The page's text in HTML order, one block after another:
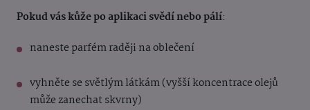
Pokud vás kůže po aplikaci svědí nebo pálí:
naneste parfém raději na oblečení
vyhněte se světlým látkám (vyšší koncentrace olejů
může zanechat skvrny)